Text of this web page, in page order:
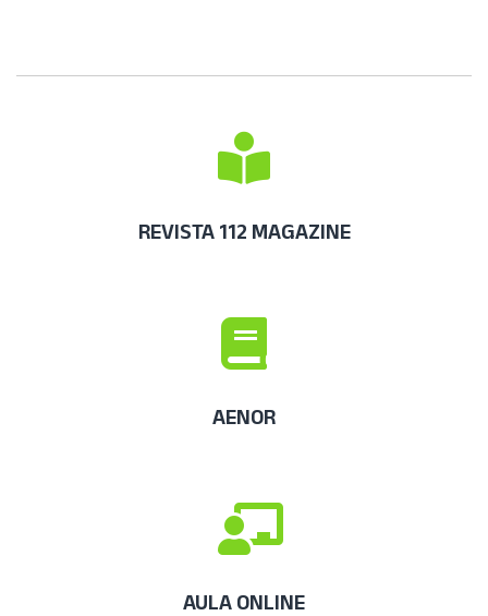
REVISTA 112 MAGAZINE
AENOR
AULA ONLINE